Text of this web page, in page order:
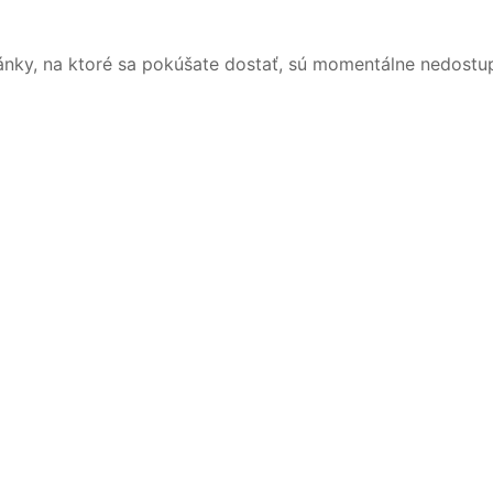
na ktoré sa pokúšate dostať, sú momentálne